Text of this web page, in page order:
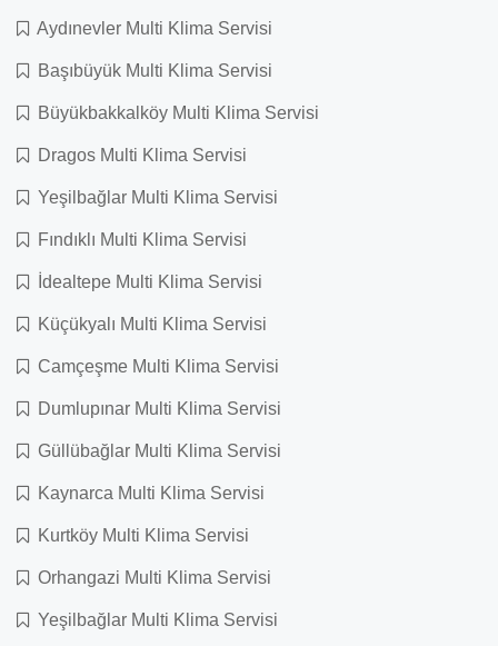
Aydınevler Multi Klima Servisi
Başıbüyük Multi Klima Servisi
Büyükbakkalköy Multi Klima Servisi
Dragos Multi Klima Servisi
Yeşilbağlar Multi Klima Servisi
Fındıklı Multi Klima Servisi
İdealtepe Multi Klima Servisi
Küçükyalı Multi Klima Servisi
Camçeşme Multi Klima Servisi
Dumlupınar Multi Klima Servisi
Güllübağlar Multi Klima Servisi
Kaynarca Multi Klima Servisi
Kurtköy Multi Klima Servisi
Orhangazi Multi Klima Servisi
Yeşilbağlar Multi Klima Servisi